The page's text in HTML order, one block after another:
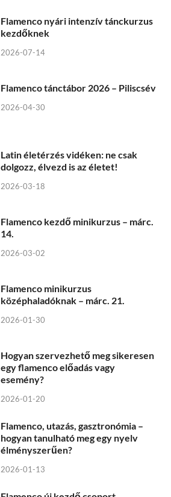
Flamenco nyári intenzív tánckurzus
kezdőknek
2026-07-14
Flamenco tánctábor 2026 – Piliscsév
2026-04-30
Latin életérzés vidéken: ne csak
dolgozz, élvezd is az életet!
2026-03-18
Flamenco kezdő minikurzus – márc.
14.
2026-03-02
Flamenco minikurzus
középhaladóknak – márc. 21.
2026-01-30
Hogyan szervezhető meg sikeresen
egy flamenco előadás vagy
esemény?
2026-01-20
Flamenco, utazás, gasztronómia –
hogyan tanulható meg egy nyelv
élményszerűen?
2026-01-13